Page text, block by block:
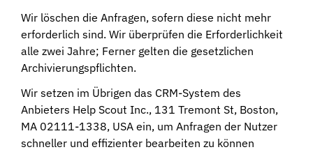
Wir löschen die Anfragen, sofern diese nicht mehr
erforderlich sind. Wir überprüfen die Erforderlichkeit
alle zwei Jahre; Ferner gelten die gesetzlichen
Archivierungspflichten.
Wir setzen im Übrigen das CRM-System des
Anbieters Help Scout Inc., 131 Tremont St, Boston,
MA 02111-1338, USA ein, um Anfragen der Nutzer
schneller und effizienter bearbeiten zu können